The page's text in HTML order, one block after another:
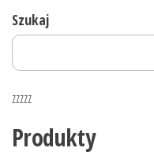
Szukaj
zzzzz
Produkty